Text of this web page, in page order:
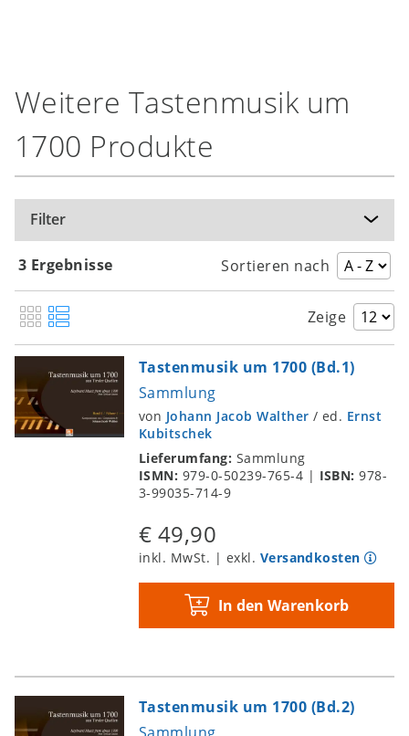
Weitere Tastenmusik um
1700 Produkte
Filter
3 Ergebnisse Sortieren nach
Zeige
Tastenmusik um 1700 (Bd.1)
Sammlung
von Johann Jacob Walther / ed. Ernst
Kubitschek
Lieferumfang: Sammlung
ISMN: 979-0-50239-765-4 | ISBN:978-
3-99035-714-9
€ 49,90
inkl. MwSt. | exkl. Versandkosten
In den Warenkorb
Tastenmusik um 1700 (Bd.2)